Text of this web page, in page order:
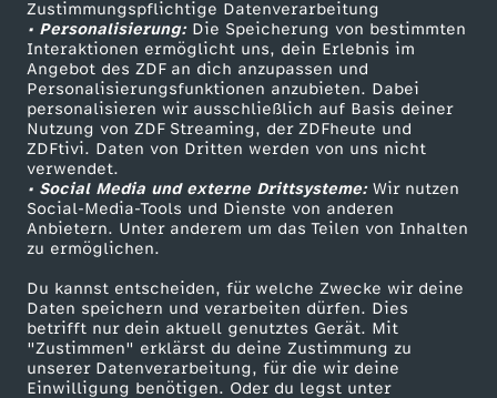
Zustimmungspflichtige Datenverarbeitung
• Personalisierung:Die Speicherung von bestimmten
Interaktionen ermöglicht uns, dein Erlebnis im
Angebot des ZDF an dich anzupassen und
Personalisierungsfunktionen anzubieten. Dabei
personalisieren wir ausschließlich auf Basis deiner
Nutzung von ZDF Streaming, der ZDFheute und
ZDFtivi. Daten von Dritten werden von uns nicht
verwendet.
• Social Media und externe Drittsysteme:Wir nutzen
Social-Media-Tools und Dienste von anderen
Anbietern. Unter anderem um das Teilen von Inhalten
zu ermöglichen.
Du kannst entscheiden, für welche Zwecke wir deine
Daten speichern und verarbeiten dürfen. Dies
betrifft nur dein aktuell genutztes Gerät. Mit
"Zustimmen" erklärst du deine Zustimmung zu
unserer Datenverarbeitung, für die wir deine
Einwilligung benötigen. Oder du legst unter
e
i
n
d
Livestreams
Sendungen A-Z
TV-Programm
Zuschauerservice
Hilfe
ZDF Unternehmen
Karriere
ZDF goes Schule
Werbefernsehen
Mainzelmännchen